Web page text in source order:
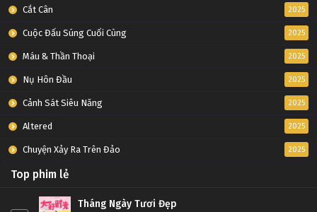
Cắt Cân 2025
Cuộc Đấu Súng Cuối Cùng 2025
Máu & Thần Thoại 2025
Nụ Hôn Đầu 2025
Cảnh Sát Siêu Năng 2025
Altered 2025
Chuyện Xảy Ra Trên Đảo 2025
Top phim lẻ
Tháng Ngày Tươi Đẹp